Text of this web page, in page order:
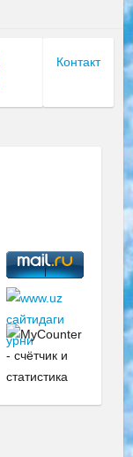
Контакт